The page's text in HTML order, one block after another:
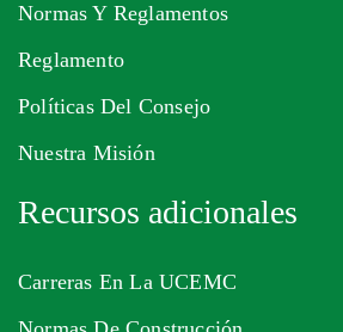
Normas Y Reglamentos
Reglamento
Políticas Del Consejo
Nuestra Misión
Recursos adicionales
Carreras En La UCEMC